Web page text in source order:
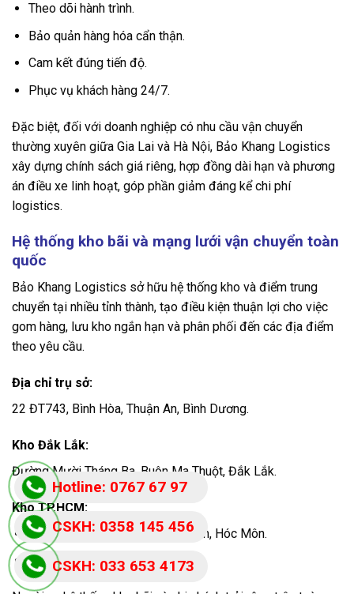
Theo dõi hành trình.
Bảo quản hàng hóa cẩn thận.
Cam kết đúng tiến độ.
Phục vụ khách hàng 24/7.
Đặc biệt, đối với doanh nghiệp có nhu cầu vận chuyển
thường xuyên giữa Gia Lai và Hà Nội, Bảo Khang Logistics
xây dựng chính sách giá riêng, hợp đồng dài hạn và phương
án điều xe linh hoạt, góp phần giảm đáng kể chi phí
logistics.
Hệ thống kho bãi và mạng lưới vận chuyển toàn
quốc
Bảo Khang Logistics sở hữu hệ thống kho và điểm trung
chuyển tại nhiều tỉnh thành, tạo điều kiện thuận lợi cho việc
gom hàng, lưu kho ngắn hạn và phân phối đến các địa điểm
theo yêu cầu.
Địa chỉ trụ sở:
22 ĐT743, Bình Hòa, Thuận An, Bình Dương.
Kho Đắk Lắk:
Đường Mười Tháng Ba, Buôn Ma Thuột, Đắk Lắk.
Kho TP.HCM:
60/1A Huỳnh Thị Na, Đông Thạnh, Hóc Môn.
58/2A Quốc lộ 1A, Bà Điểm.
Hotline: 0767 67 97
87
CSKH: 033 653 4173
CSKH: 0358 145 456